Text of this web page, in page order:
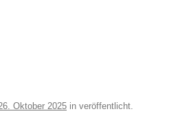
Oktober 2025 in veröffentlicht.